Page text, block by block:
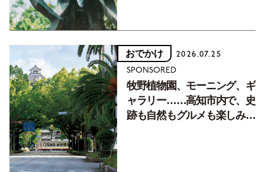
おでかけ 2026.07.25
SPONSORED
牧野植物園、モーニング、ギ
ャラリー……高知市内で、史
跡も自然もグルメも楽しみ尽